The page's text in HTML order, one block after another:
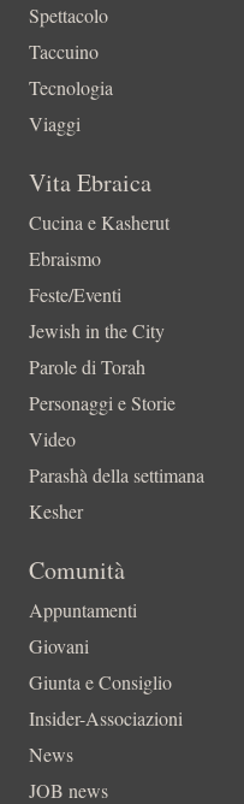
Spettacolo
Taccuino
Tecnologia
Viaggi
Vita Ebraica
Cucina e Kasherut
Ebraismo
Feste/Eventi
Jewish in the City
Parole di Torah
Personaggi e Storie
Video
Parashà della settimana
Kesher
Comunità
Appuntamenti
Giovani
Giunta e Consiglio
Insider-Associazioni
News
JOB news